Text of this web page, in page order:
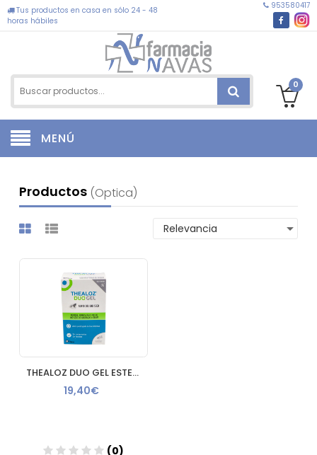
Tus productos en casa en sólo 24 - 48
horas hábiles
953580417
0
MENÚ
Productos (optica)
THEALOZ DUO GEL ESTERIL UNIDOSIS 0.4 ML 30 UNIDOSIS
19,40€
(0)